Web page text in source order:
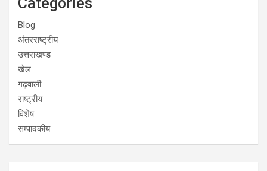
Blog
अंतरराष्ट्रीय
उत्तराखण्ड
खेल
गढ़वाली
राष्ट्रीय
विशेष
सम्पादकीय